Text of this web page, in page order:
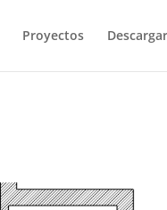
Proyectos Descargar